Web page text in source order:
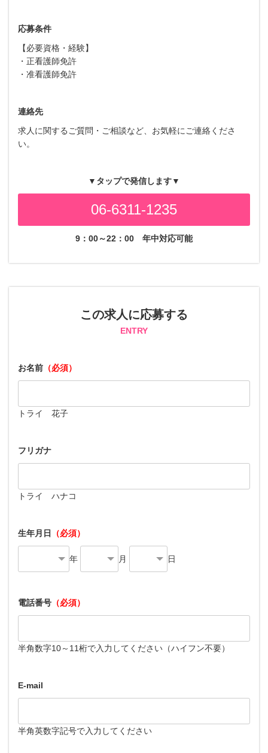
応募条件
【必要資格・経験】
・正看護師免許
・准看護師免許
連絡先
求人に関するご質問・ご相談など、お気軽にご連絡くださ
い。
▼タップで発信します▼
06-6311-1235
9：00～22：00 年中対応可能
この求人に応募する
ENTRY
お名前 （必須）
トライ 花子
フリガナ
トライ ハナコ
生年月日 （必須）
年 月 日
電話番号 （必須）
半角数字10～11桁で入力してください（ハイフン不要）
E-mail
半角英数字記号で入力してください